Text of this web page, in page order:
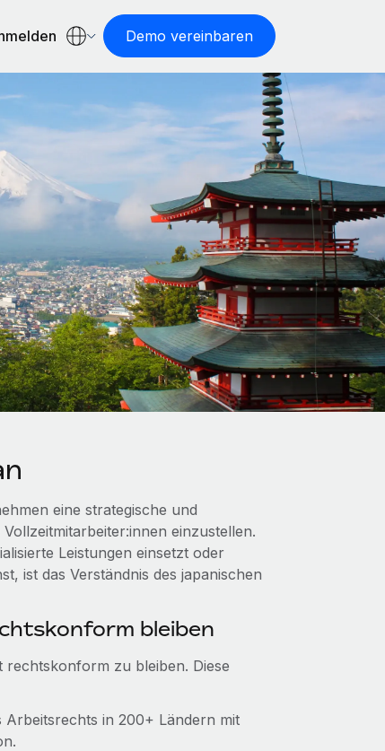
Demo vereinbaren
eine strategische und
einzustellen.
Leistungen einsetzt oder
ist das Verständnis des japanischen
bleiben
rechtskonform zu bleiben. Diese
Arbeitsrechts in 200+ Ländern mit